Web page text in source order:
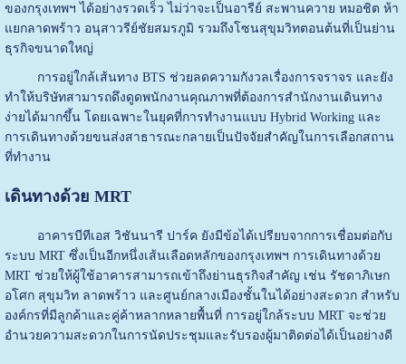
ของกรุงเทพฯ ได้อย่างรวดเร็ว ไม่ว่าจะเป็นอารีย์ สะพานควาย หมอชิต ห้า
แยกลาดพร้าว อนุสาวรีย์ชัยสมรภูมิ รวมถึงโซนสุขุมวิทตอนต้นที่เป็นย่าน
ธุรกิจขนาดใหญ่
การอยู่ใกล้เส้นทาง BTS ช่วยลดความกังวลเรื่องการจราจร และยัง
ทำให้บริษัทสามารถดึงดูดพนักงานคุณภาพที่ต้องการสำนักงานเดินทาง
ง่ายได้มากขึ้น โดยเฉพาะในยุคที่การทำงานแบบ Hybrid Working และ
การเดินทางด้วยขนส่งสาธารณะกลายเป็นปัจจัยสำคัญในการเลือกสถาน
ที่ทำงาน
เดินทางด้วย MRT
อาคารบีทีเอส วิชันนารี ปาร์ค ยังมีข้อได้เปรียบจากการเชื่อมต่อกับ
ระบบ MRT ซึ่งเป็นอีกหนึ่งเส้นเลือดหลักของกรุงเทพฯ การเดินทางด้วย
MRT ช่วยให้ผู้ใช้อาคารสามารถเข้าถึงย่านธุรกิจสำคัญ เช่น รัชดาภิเษก
อโศก สุขุมวิท ลาดพร้าว และศูนย์กลางเมืองชั้นในได้อย่างสะดวก สำหรับ
องค์กรที่มีลูกค้าและคู่ค้าหลากหลายพื้นที่ การอยู่ใกล้ระบบ MRT จะช่วย
อำนวยความสะดวกในการนัดประชุมและรับรองผู้มาติดต่อได้เป็นอย่างดี